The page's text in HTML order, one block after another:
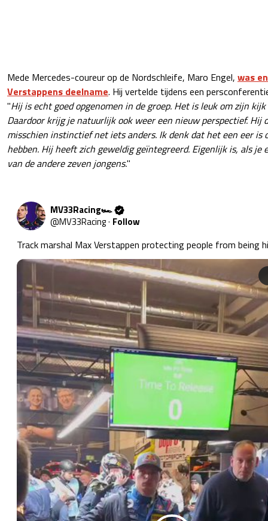
Mede Mercedes-coureur op de Nordschleife, Maro Engel, was
Verstappens deelname. Hij vertelde tijdens een
"Hij is echt goed opgenomen in de groep. Het is leuk om zijn
Daardoor krijg je natuurlijk ook weer een nieuw perspectief. Hij
misschien instinctief net iets anders. Ik denk dat het een eer is
hebben. Hij heeft zich geweldig geïntegreerd. Eigenlijk is, als je
van de andere zeven jongens."
MV33Racing🏎
@MV33Racing· Follow
Track marshal Max Verstappen protecting people from being